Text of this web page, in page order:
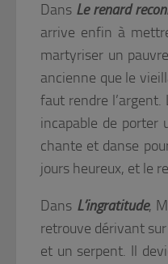
Dans Le renard
arrive enfin à
martyriser un
ancienne que le
faut rendre
incapable de porter
chante et danse
jours heureux, et le
Dans L’ingratitude,
retrouve dérivant
et un serpent. Il